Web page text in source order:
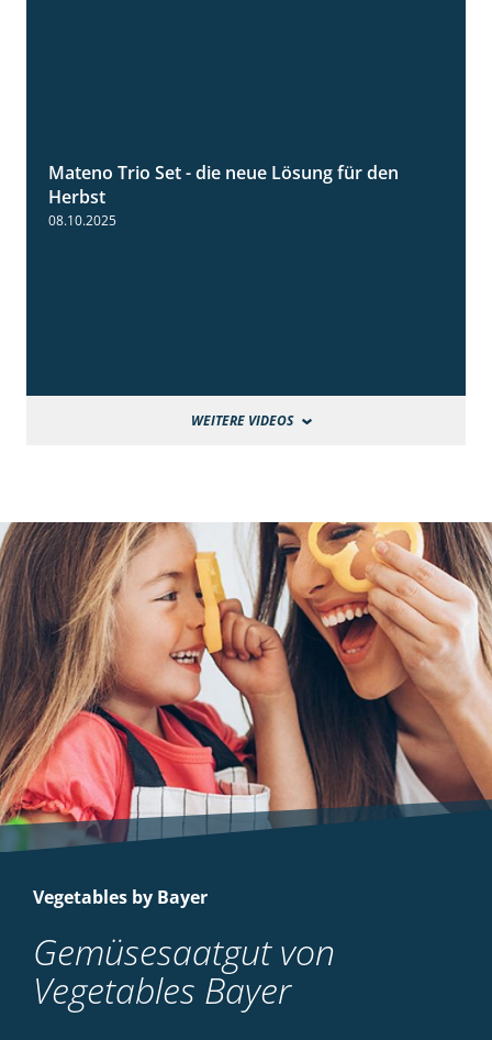
Mateno Trio Set - die neue Lösung für den
Herbst
08.10.2025
WEITERE VIDEOS
Vegetables by Bayer
Gemüsesaatgut von
Vegetables Bayer